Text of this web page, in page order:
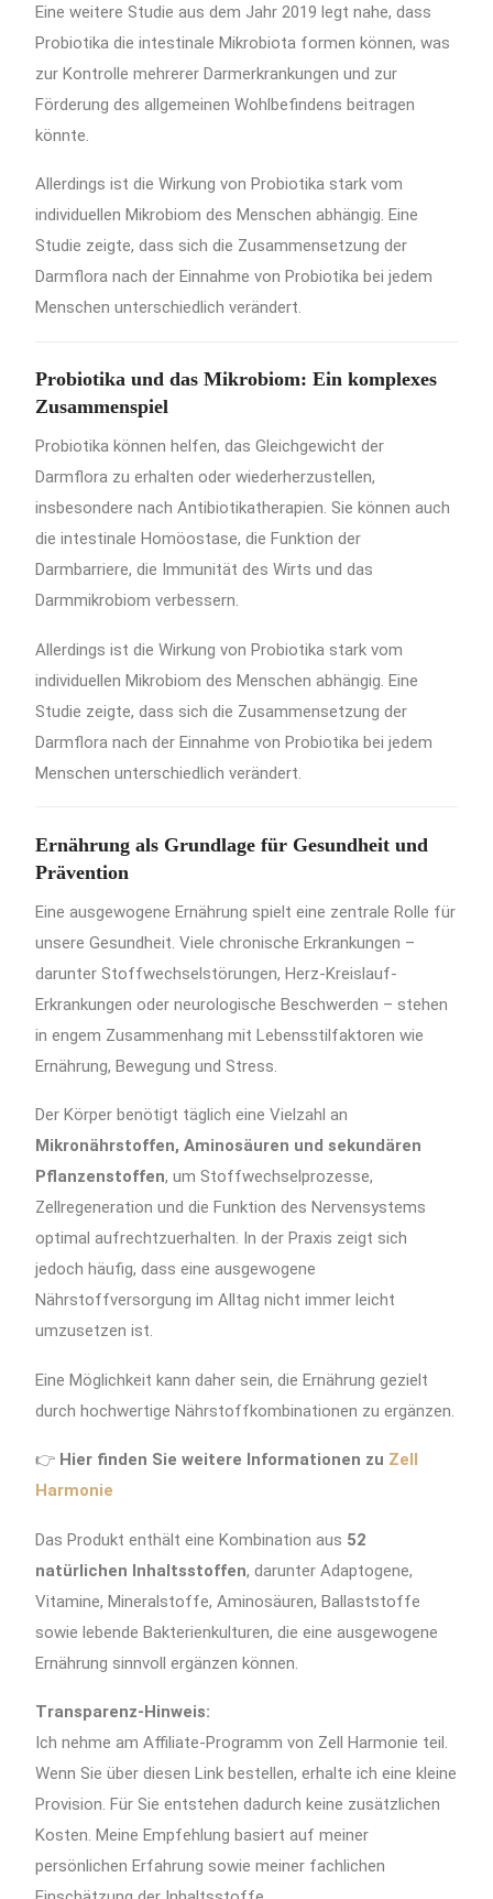
Eine weitere Studie aus dem Jahr 2019 legt nahe, dass
Probiotika die intestinale Mikrobiota formen können, was
zur Kontrolle mehrerer Darmerkrankungen und zur
Förderung des allgemeinen Wohlbefindens beitragen
könnte.
Allerdings ist die Wirkung von Probiotika stark vom
individuellen Mikrobiom des Menschen abhängig. Eine
Studie zeigte, dass sich die Zusammensetzung der
Darmflora nach der Einnahme von Probiotika bei jedem
Menschen unterschiedlich verändert.
Probiotika und das Mikrobiom: Ein komplexes
Zusammenspiel
Probiotika können helfen, das Gleichgewicht der
Darmflora zu erhalten oder wiederherzustellen,
insbesondere nach Antibiotikatherapien. Sie können auch
die intestinale Homöostase, die Funktion der
Darmbarriere, die Immunität des Wirts und das
Darmmikrobiom verbessern.
Allerdings ist die Wirkung von Probiotika stark vom
individuellen Mikrobiom des Menschen abhängig. Eine
Studie zeigte, dass sich die Zusammensetzung der
Darmflora nach der Einnahme von Probiotika bei jedem
Menschen unterschiedlich verändert.
Ernährung als Grundlage für Gesundheit und
Prävention
Eine ausgewogene Ernährung spielt eine zentrale Rolle für
unsere Gesundheit. Viele chronische Erkrankungen –
darunter Stoffwechselstörungen, Herz-Kreislauf-
Erkrankungen oder neurologische Beschwerden – stehen
in engem Zusammenhang mit Lebensstilfaktoren wie
Ernährung, Bewegung und Stress.
Der Körper benötigt täglich eine Vielzahl an
Mikronährstoffen, Aminosäuren und sekundären
Pflanzenstoffen, um Stoffwechselprozesse,
Zellregeneration und die Funktion des Nervensystems
optimal aufrechtzuerhalten. In der Praxis zeigt sich
jedoch häufig, dass eine ausgewogene
Nährstoffversorgung im Alltag nicht immer leicht
umzusetzen ist.
Eine Möglichkeit kann daher sein, die Ernährung gezielt
durch hochwertige Nährstoffkombinationen zu ergänzen.
👉 Hier finden Sie weitere Informationen zu Zell
Harmonie
Das Produkt enthält eine Kombination aus 52
natürlichen Inhaltsstoffen, darunter Adaptogene,
Vitamine, Mineralstoffe, Aminosäuren, Ballaststoffe
sowie lebende Bakterienkulturen, die eine ausgewogene
Ernährung sinnvoll ergänzen können.
Transparenz-Hinweis:
Ich nehme am Affiliate-Programm von Zell Harmonie teil.
Wenn Sie über diesen Link bestellen, erhalte ich eine kleine
Provision. Für Sie entstehen dadurch keine zusätzlichen
Kosten. Meine Empfehlung basiert auf meiner
persönlichen Erfahrung sowie meiner fachlichen